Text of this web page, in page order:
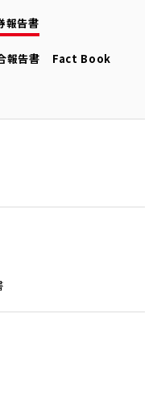
報告書
報告書 Fact Book